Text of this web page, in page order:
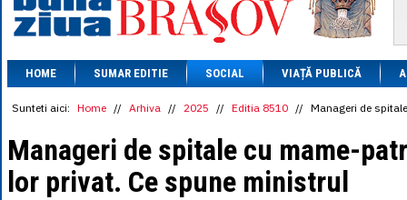
1 AED= 1.1933
1 AUD= 2.7957
1 BGN= 2.5449
1 CAD= 3.1559
1 CHF= 5.2813
1 CNY= 0.6015
= 0.6668
1 EGP= 0.0860
1 HUF
= 1.2223
1 INR
HOME SUMAR EDITIE SOCIAL VIAȚĂ PUBLICĂ
Sunteti aici: Home // Arhiva // 2025 // Editia 8510 // Manageri de
Manageri de spitale cu mame-
lor privat. Ce spune ministrul